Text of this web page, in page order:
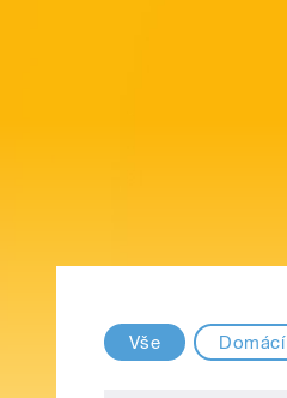
Vše Domácí